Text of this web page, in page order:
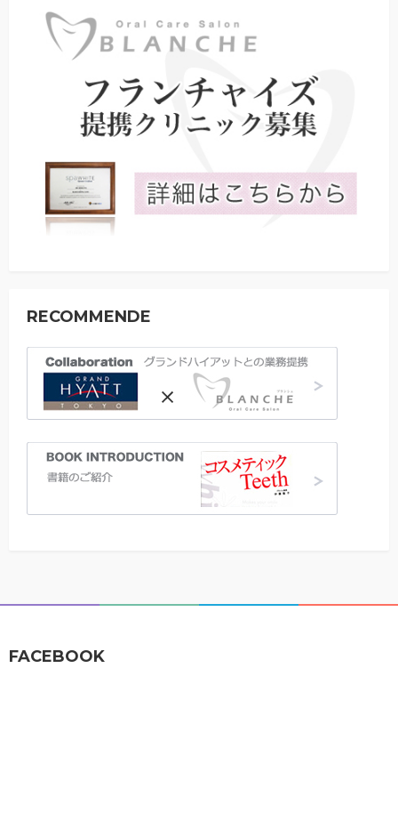
RECOMMENDE
FACEBOOK